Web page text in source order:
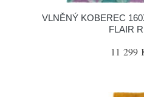
VLNĚNÝ KOBEREC
FLAIR
11 299